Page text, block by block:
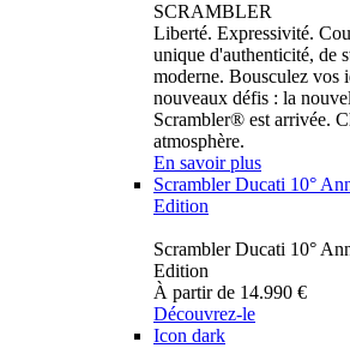
SCRAMBLER
Liberté. Expressivité.
unique d'authenticité, de
moderne. Bousculez vos
nouveaux défis : la
Scrambler® est arrivée.
atmosphère.
En savoir plus
Scrambler Ducati 10°
Edition
Scrambler Ducati 10°
Edition
À partir de 14.990 €
Découvrez-le
Icon dark